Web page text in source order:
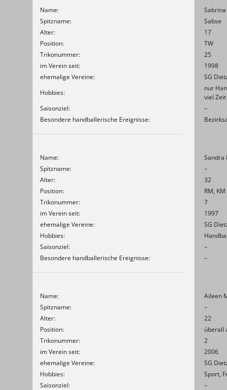
Name:
Spitzname:
Sabse
Alter:
17
Position:
TW
Trikonummer:
25
im Verein seit:
1998
ehemalige Vereine:
SG
Hobbies:
nur
viel Zeit
Saisonziel:
–
Besondere handballerische Ereignisse:
Name:
Sandra
Spitzname:
–
Alter:
32
Position:
RM, KM
Trikonummer:
7
im Verein seit:
1997
ehemalige Vereine:
SG
Hobbies:
Saisonziel:
–
Besondere handballerische Ereignisse:
–
Name:
Aileen
Spitzname:
–
Alter:
22
Position:
überall
Trikonummer:
2
im Verein seit:
2006
ehemalige Vereine:
SG
Hobbies:
Sport,
Saisonziel:
–